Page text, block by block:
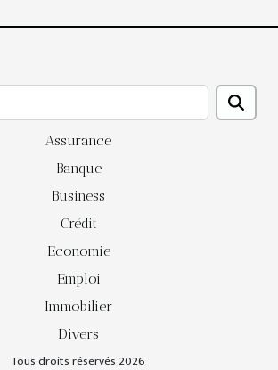
Assurance
Banque
Business
Crédit
Economie
Emploi
Immobilier
Divers
Tous droits réservés 2026